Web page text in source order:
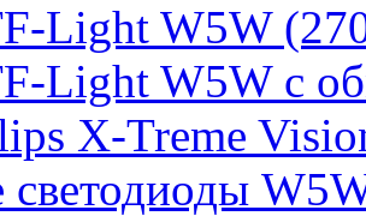
Light W5W
Light W5W с
X-Treme
светодиоды